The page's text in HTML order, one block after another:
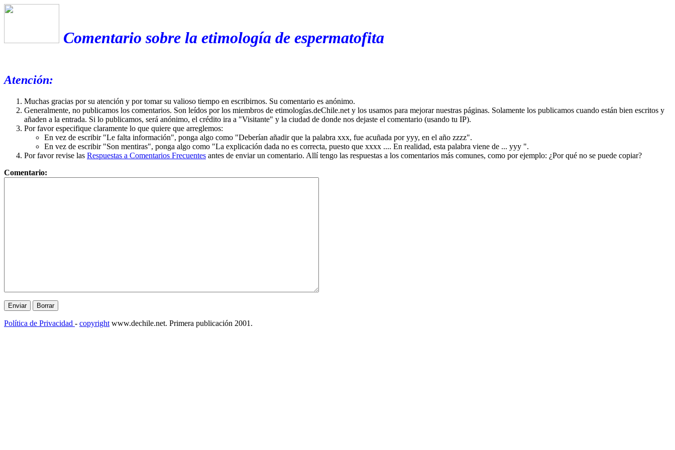
Comentario sobre la etimología de espermatofita
Atención:
Muchas gracias por su atención y por tomar su valioso tiempo en escribirnos. Su comentario es anónimo.
Generalmente, no publicamos los comentarios. Son leídos por los miembros de etimologías.deChile.net y los usamos para mejorar nuestras páginas. Solamente los publicamos cuando están bien escritos y
añaden a la entrada. Si lo publicamos, será anónimo, el crédito ira a "Visitante" y la ciudad de donde nos dejaste el comentario (usando tu IP).
Por favor especifique claramente lo que quiere que arreglemos:
En vez de escribir "Le falta información", ponga algo como "Deberían añadir que la palabra xxx, fue acuñada por yyy, en el año zzzz".
En vez de escribir "Son mentiras", ponga algo como "La explicación dada no es correcta, puesto que xxxx .... En realidad, esta palabra viene de ... yyy ".
Por favor revise las Respuestas a Comentarios Frecuentes antes de enviar un comentario. Allí tengo las respuestas a los comentarios más comunes, como por ejemplo: ¿Por qué no se puede copiar?
Comentario:
Política de Privacidad - copyright www.dechile.net. Primera publicación 2001.